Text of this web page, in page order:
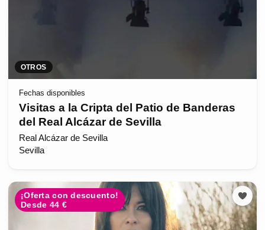
OTROS
Fechas disponibles
Visitas a la Cripta del Patio de Banderas
del Real Alcázar de Sevilla
Real Alcázar de Sevilla
Sevilla
¡Oferta con descuento!
Desde 44 €